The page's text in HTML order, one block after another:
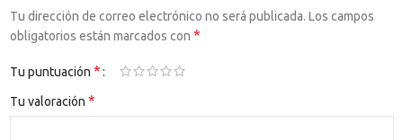
Tu dirección de correo electrónico no será publicada. Los campos
obligatorios están marcados con *
Tu puntuación *
Tu valoración *